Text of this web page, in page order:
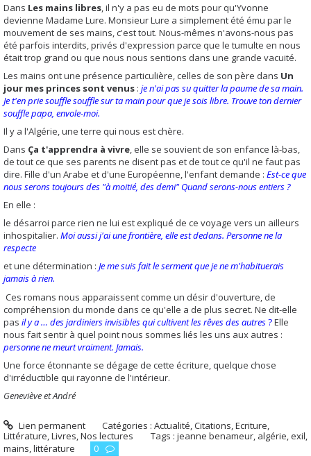
Dans Les mains libres, il n'y a pas eu de mots pour qu'Yvonne
devienne Madame Lure. Monsieur Lure a simplement été ému par le
mouvement de ses mains, c'est tout. Nous-mêmes n'avons-nous pas
été parfois interdits, privés d'expression parce que le tumulte en nous
était trop grand ou que nous nous sentions dans une grande vacuité.
Les mains ont une présence particulière, celles de son père dans Un
jour mes princes sont venus : je n'ai pas su quitter la paume de sa main.
Je t'en prie souffle souffle sur ta main pour que je sois libre. Trouve ton dernier
souffle papa, envole-moi.
Il y a l'Algérie, une terre qui nous est chère.
Dans Ça t'apprendra à vivre, elle se souvient de son enfance là-bas,
de tout ce que ses parents ne disent pas et de tout ce qu'il ne faut pas
dire. Fille d'un Arabe et d'une Européenne, l'enfant demande : Est-ce que
nous serons toujours des "à moitié, des demi" Quand serons-nous entiers ?
En elle :
le désarroi parce rien ne lui est expliqué de ce voyage vers un ailleurs
inhospitalier. Moi aussi j'ai une frontière, elle est dedans. Personne ne la
respecte
et une détermination : Je me suis fait le serment que je ne m'habituerais
jamais à rien.
Ces romans nous apparaissent comme un désir d'ouverture, de
compréhension du monde dans ce qu'elle a de plus secret. Ne dit-elle
pas il y a … des jardiniers invisibles qui cultivent les rêves des autres?Elle
nous fait sentir à quel point nous sommes liés les uns aux autres :
personne ne meurt vraiment. Jamais.
Une force étonnante se dégage de cette écriture, quelque chose
d'irréductible qui rayonne de l'intérieur.
Geneviève et André
Lien permanent Catégories :Actualité,Citations,Ecriture,
Littérature,Livres,Nos lectures Tags : jeanne benameur, algérie,exil,
mains,littérature 0